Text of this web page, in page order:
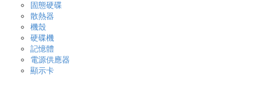
固態硬碟
散熱器
機殼
硬碟機
記憶體
電源供應器
顯示卡